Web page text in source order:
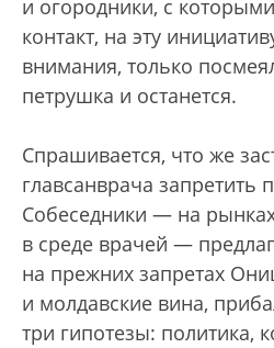
и огородники, с
контакт, на эту
внимания, только
петрушка и останется.
Спрашивается, что же
главсанврача запретить
Собеседники — на
в среде врачей —
на прежних запретах
и молдавские вина,
три гипотезы: политика,